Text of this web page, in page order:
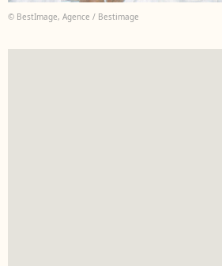
© BestImage, Agence / Bestimage